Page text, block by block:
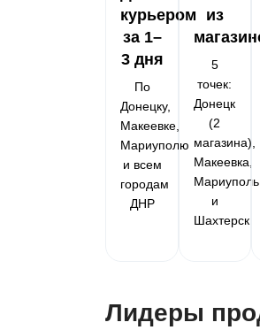
курьером
за 1–
3 дня
По
Донецку,
Макеевке,
Мариуполю
и всем
городам
ДНР
из
5
точек:
Донецк
(2
магазина),
Макеевка,
Мариуполь
и
Шахтерск
Лидеры